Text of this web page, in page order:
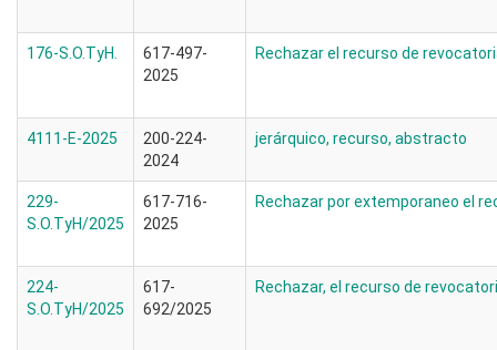
176-S.O.TyH.
617-497-
2025
Rechazar el recurso de
4111-E-2025
200-224-
2024
jerárquico, recurso, abstracto
229-
S.O.TyH/2025
617-716-
2025
Rechazar por extemporaneo el
224-
S.O.TyH/2025
617-
692/2025
Rechazar, el recurso de